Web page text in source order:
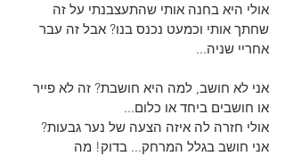
אולי היא בחנה אותי שהתעצבנתי על זה
שחתך אותי וכמעט נכנס בנו? אבל זה עבר
אחריי שניה...
אני לא חושב, למה היא חושבת? זה לא פייר
או חושבים ביחד או כלום...
אולי חזרה לה איזה הצעה של נער גבעות?
אני חושב בגלל המרחק... בדוק! מה